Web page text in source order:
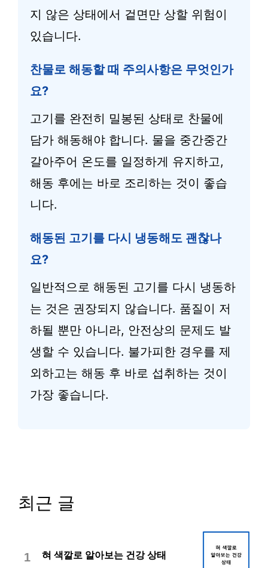
지 않은 상태에서 겉면만 상할 위험이
있습니다.
찬물로 해동할 때 주의사항은 무엇인가
요?
고기를 완전히 밀봉된 상태로 찬물에
담가 해동해야 합니다. 물을 중간중간
갈아주어 온도를 일정하게 유지하고,
해동 후에는 바로 조리하는 것이 좋습
니다.
해동된 고기를 다시 냉동해도 괜찮나
요?
일반적으로 해동된 고기를 다시 냉동하
는 것은 권장되지 않습니다. 품질이 저
하될 뿐만 아니라, 안전상의 문제도 발
생할 수 있습니다. 불가피한 경우를 제
외하고는 해동 후 바로 섭취하는 것이
가장 좋습니다.
최근 글
1 혀 색깔로 알아보는 건강 상태